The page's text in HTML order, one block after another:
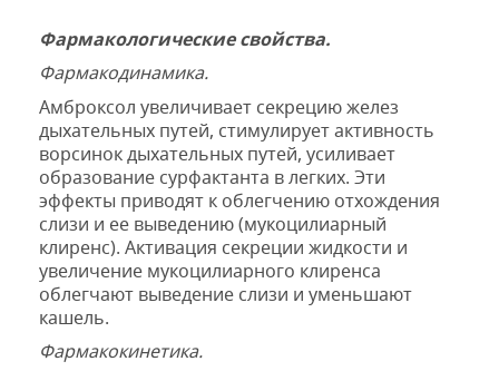
Фармакологические свойства.
Фармакодинамика.
Амброксол увеличивает секрецию желез
дыхательных путей, стимулирует активность
ворсинок дыхательных путей, усиливает
образование сурфактанта в легких. Эти
эффекты приводят к облегчению отхождения
слизи и ее выведению (мукоцилиарный
клиренс). Активация секреции жидкости и
увеличение мукоцилиарного клиренса
облегчают выведение слизи и уменьшают
кашель.
Фармакокинетика.